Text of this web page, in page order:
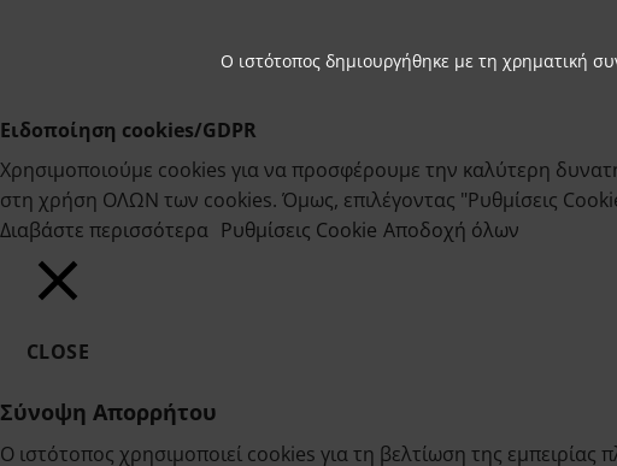
Ο ιστότοπος δημιουργήθηκε με τη χρηματική
Ειδοποίηση cookies/GDPR
Χρησιμοποιούμε cookies για να προσφέρουμε την καλύτερη
στη χρήση ΟΛΩΝ των cookies. Όμως, επιλέγοντας "Ρυθμίσεις
Διαβάστε περισσότερα Ρυθμίσεις Cookie Αποδοχή όλων
CLOSE
Σύνοψη Απορρήτου
Ο ιστότοπος χρησιμοποιεί cookies για τη βελτίωση της